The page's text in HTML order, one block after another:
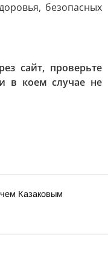
безопасных
сайт, проверьте
в коем случае не
Казаковым